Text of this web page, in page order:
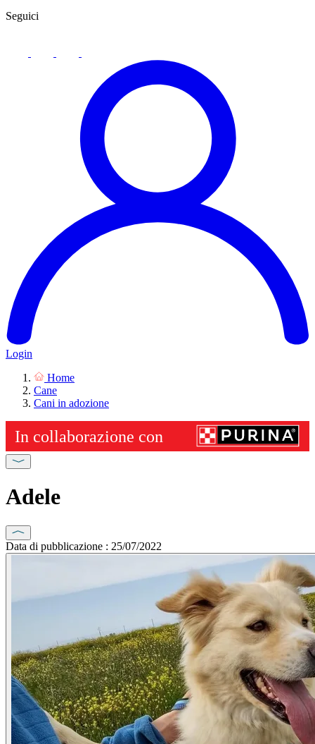
Seguici
Login
Home
Cane
Cani in adozione
Adele
Data di pubblicazione : 25/07/2022